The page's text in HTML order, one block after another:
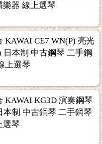
樂器 線上選琴
KAWAI CE7 WN(P) 亮光
日本制 中古鋼琴 二手鋼
上選琴
KAWAI KG3D 演奏鋼琴
本制 中古鋼琴 二手鋼琴
選琴